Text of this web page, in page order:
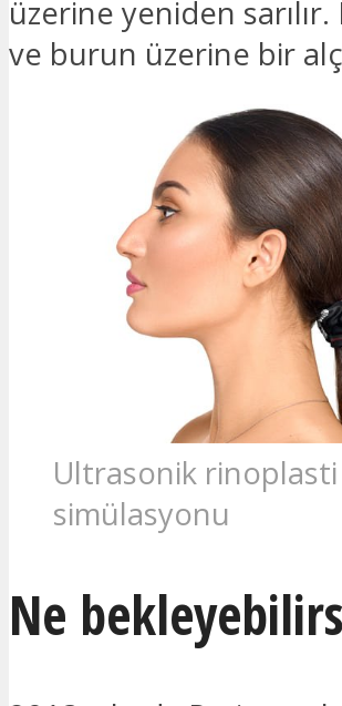
üzerine yeniden
ve burun üzerine bir
Ultrasonik rinoplasti
simülasyonu
Ne